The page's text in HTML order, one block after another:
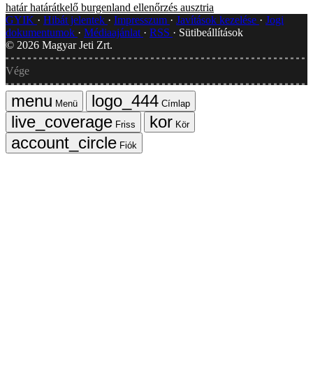
határ határátkelő burgenland ellenőrzés ausztria
GYIK
Hibát jelentek Impresszum Javítások kezelése
Jogi
dokumentumok
Médiaajánlat RSS
Sütibeállítások
© 2026 Magyar Jeti Zrt.
Vége
Menü
Címlap
Friss
Kör
Fiók